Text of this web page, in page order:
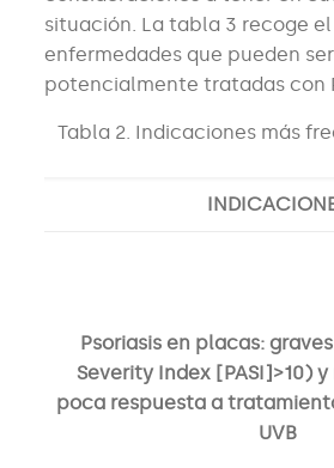
situación. La tabla 3 recoge
enfermedades que pueden ser
potencialmente tratadas con
Tabla 2. Indicaciones más
Psoriasis en placas:
Severity Index [PASI]>10)
poca respuesta a
UVB